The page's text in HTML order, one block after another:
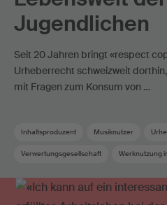
Jugendlichen
Seit 20 Jahren bringt «respect
Urheberrecht schweizweit
mit Fragen zum Konsum von …
Inhaltsproduzent Musiknutzer
Verwertungsgesellschaft Werknutzung